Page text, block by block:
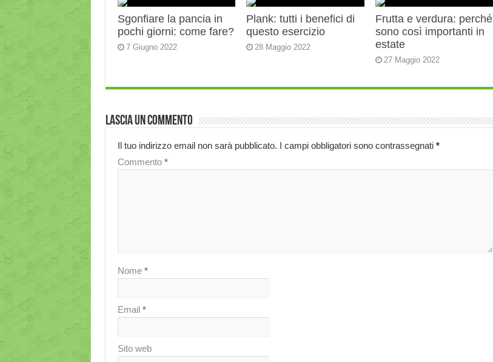
Sgonfiare la pancia in
pochi giorni: come fare?
7 Giugno 2022
Plank: tutti i benefici di
questo esercizio
28 Maggio 2022
Frutta e verdura: perché
sono così importanti in
estate
27 Maggio 2022
Lascia un commento
Il tuo indirizzo email non sarà pubblicato. I campi obbligatori sono contrassegnati *
Commento *
Nome *
Email *
Sito web